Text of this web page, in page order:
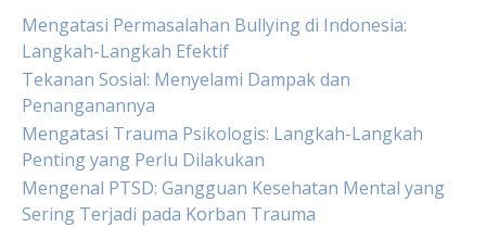
Mengatasi Permasalahan Bullying di Indonesia:
Langkah-Langkah Efektif
Tekanan Sosial: Menyelami Dampak dan
Penanganannya
Mengatasi Trauma Psikologis: Langkah-Langkah
Penting yang Perlu Dilakukan
Mengenal PTSD: Gangguan Kesehatan Mental yang
Sering Terjadi pada Korban Trauma